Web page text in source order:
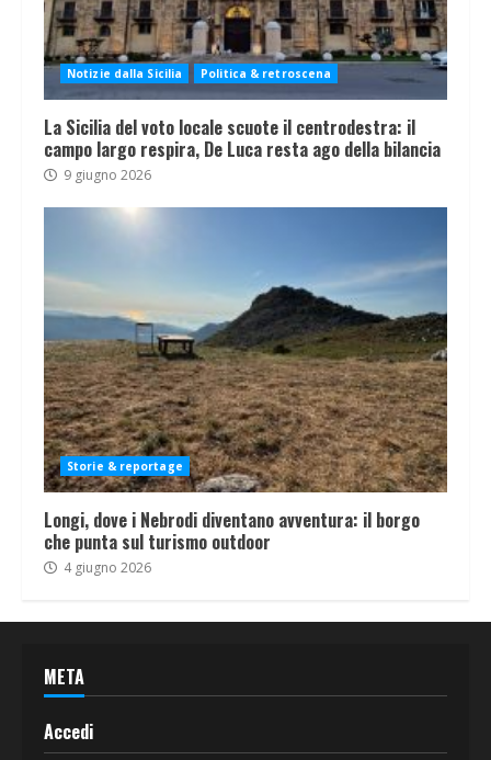
Notizie dalla Sicilia Politica & retroscena
La Sicilia del voto locale scuote il centrodestra: il
campo largo respira, De Luca resta ago della bilancia
9 giugno 2026
Storie & reportage
Longi, dove i Nebrodi diventano avventura: il borgo
che punta sul turismo outdoor
4 giugno 2026
META
Accedi